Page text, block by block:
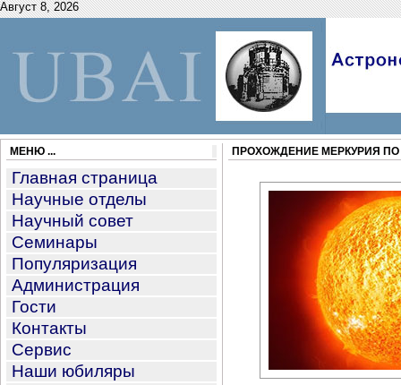
Август 8, 2026
МЕНЮ ...
Главная страница
Научные отделы
Научный совет
Семинары
Популяризация
Администрация
Гости
Контакты
Сервис
Наши юбиляры
ПРОХОЖДЕНИЕ МЕРКУРИЯ